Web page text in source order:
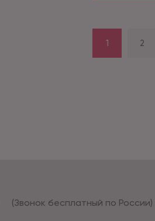
1 2
(Звонок бесплатный по России)